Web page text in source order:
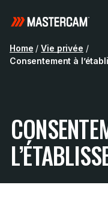
Home / Vie privée /
Consentement à